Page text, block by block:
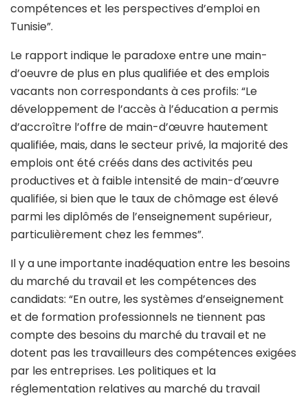
compétences et les perspectives d’emploi en
Tunisie”.
Le rapport indique le paradoxe entre une main-
d’oeuvre de plus en plus qualifiée et des emplois
vacants non correspondants à ces profils: “Le
développement de l’accès à l’éducation a permis
d’accroître l’offre de main-d’œuvre hautement
qualifiée, mais, dans le secteur privé, la majorité des
emplois ont été créés dans des activités peu
productives et à faible intensité de main-d’œuvre
qualifiée, si bien que le taux de chômage est élevé
parmi les diplômés de l’enseignement supérieur,
particulièrement chez les femmes”.
Il y a une importante inadéquation entre les besoins
du marché du travail et les compétences des
candidats: “En outre, les systèmes d’enseignement
et de formation professionnels ne tiennent pas
compte des besoins du marché du travail et ne
dotent pas les travailleurs des compétences exigées
par les entreprises. Les politiques et la
réglementation relatives au marché du travail